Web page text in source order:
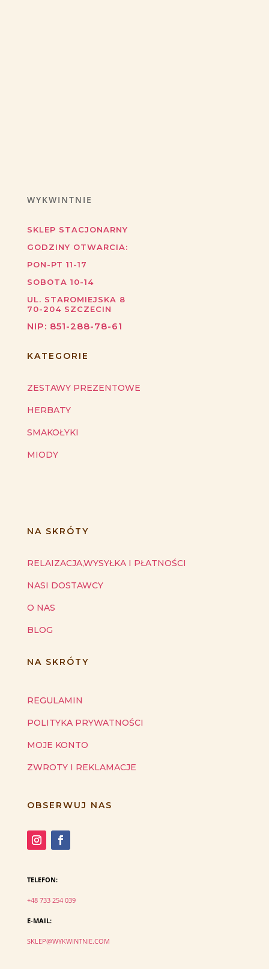
WYKWINTNIE
SKLEP STACJONARNY
GODZINY OTWARCIA:
PON-PT 11-17
SOBOTA 10-14
UL. STAROMIEJSKA 8
70-204 SZCZECIN
NIP: 851-288-78-61
KATEGORIE
ZESTAWY PREZENTOWE
HERBATY
SMAKOŁYKI
MIODY
NA SKRÓTY
RELAIZACJA,WYSYŁKA I PŁATNOŚCI
NASI DOSTAWCY
O NAS
BLOG
NA SKRÓTY
REGULAMIN
POLITYKA PRYWATNOŚCI
MOJE KONTO
ZWROTY I REKLAMACJE
OBSERWUJ NAS
TELEFON:
+48 733 254 039
E-MAIL:
SKLEP@WYKWINTNIE.COM